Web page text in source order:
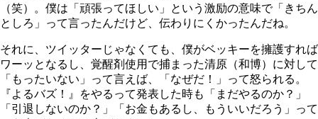
（笑）。僕は「頑張ってほしい」という激励の意味で「きちん
としろ」って言ったんだけど、伝わりにくかったんだね。
それに、ツイッターじゃなくても、僕がベッキーを擁護すれば
ワーッとなるし、覚醒剤使用で捕まった清原（和博）に対して
「もったいない」って言えば、「なぜだ！」って怒られる。
『よるバズ！』をやるって発表した時も「まだやるのか？」
「引退しないのか？」「お金もあるし、もういいだろう」って